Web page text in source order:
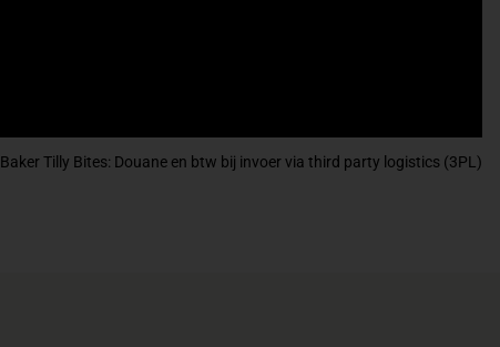
Baker Tilly Bites: Douane en btw bij invoer via third party logistics (3PL)